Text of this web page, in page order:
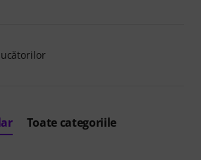
Toate categoriile